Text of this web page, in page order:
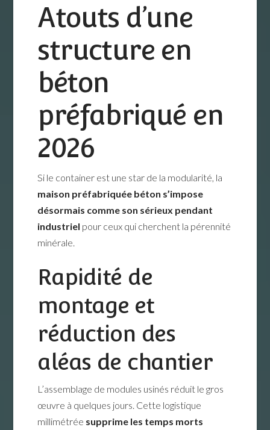
Atouts d’une
structure en
béton
préfabriqué en
2026
Si le container est une star de la modularité, la
maison préfabriquée béton s’impose
désormais comme son sérieux pendant
industriel pour ceux qui cherchent la pérennité
minérale.
Rapidité de
montage et
réduction des
aléas de chantier
L’assemblage de modules usinés réduit le gros
œuvre à quelques jours. Cette logistique
millimétrée supprime les temps morts